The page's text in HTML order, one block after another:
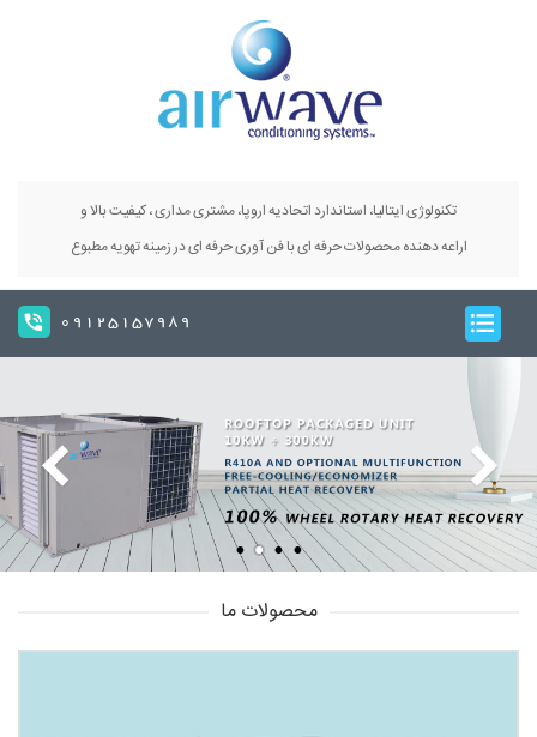
تکنولوژی ایتالیا، استاندارد اتحادیه اروپا، مشتری مداری ، کیفیت بالا و
اراعه دهنده محصولات حرفه ای با فن آوری حرفه ای در زمینه تهویه مطبوع
09125157989
محصولات ما